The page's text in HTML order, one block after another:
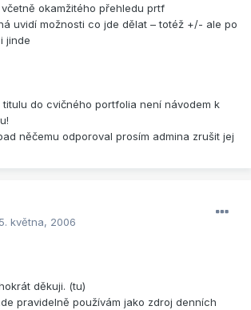
okamžitého přehledu prtf
uvidí možnosti co jde dělat – totéž +/- ale po
jinde
titulu do cvičného portfolia není návodem k
něčemu odporoval prosím admina zrušit jej
5. května, 2006
děkuji. (tu)
pravidelně používám jako zdroj denních